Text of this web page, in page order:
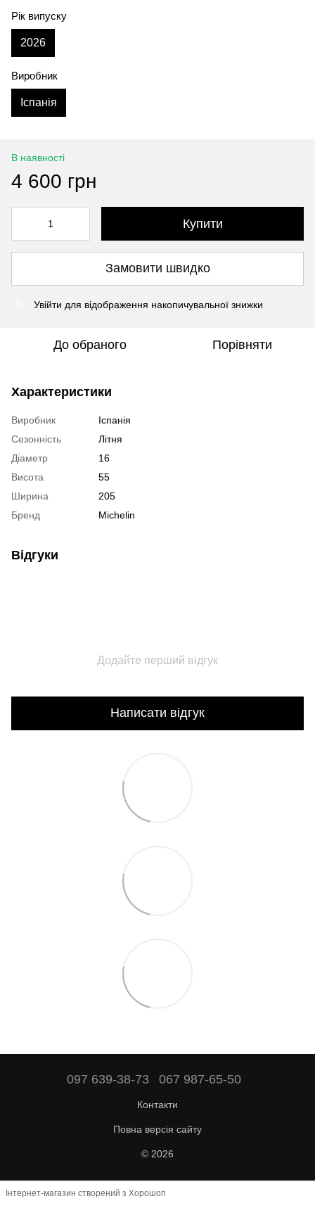
Рік випуску
2026
Виробник
Іспанія
В наявності
4 600 грн
Купити
Замовити швидко
Увійти для відображення накопичувальної знижки
До обраного Порівняти
Характеристики
Виробник
Іспанія
Сезонність
Літня
Діаметр
16
Висота
55
Ширина
205
Бренд
Michelin
Відгуки
Додайте перший відгук
Написати відгук
097 639-38-73 067 987-65-50
Контакти
Повна версія сайту
© 2026
Інтернет-магазин створений з Хорошоп